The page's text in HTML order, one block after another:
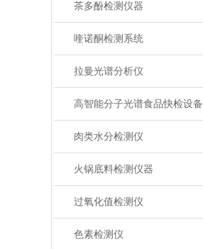
茶多酚检测仪器
喹诺酮检测系统
拉曼光谱分析仪
高智能分子光谱食品快检设备
肉类水分检测仪
火锅底料检测仪器
过氧化值检测仪
色素检测仪